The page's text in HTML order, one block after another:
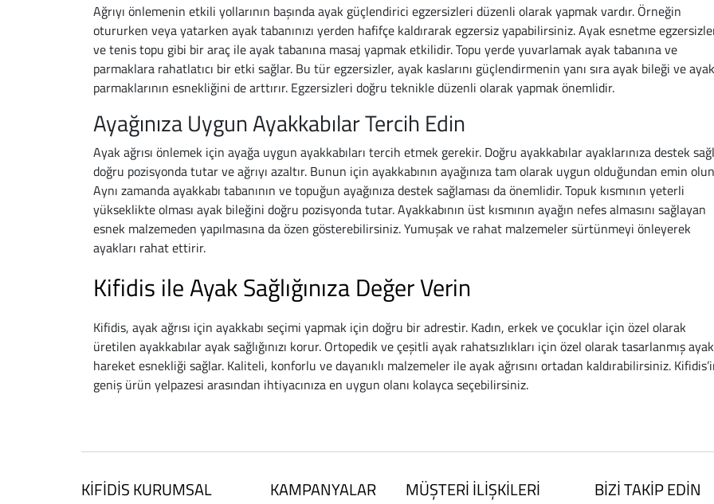
Ağrıyı önlemenin etkili yollarının başında ayak güçlendirici egzersizleri düzenli olarak yapmak vardır. Örneğin
otururken veya yatarken ayak tabanınızı yerden hafifçe kaldırarak egzersiz yapabilirsiniz. Ayak esnetme
ve tenis topu gibi bir araç ile ayak tabanına masaj yapmak etkilidir. Topu yerde yuvarlamak ayak tabanına ve
parmaklara rahatlatıcı bir etki sağlar. Bu tür egzersizler, ayak kaslarını güçlendirmenin yanı sıra ayak bileği ve ayak
parmaklarının esnekliğini de arttırır. Egzersizleri doğru teknikle düzenli olarak yapmak önemlidir.
Ayağınıza Uygun Ayakkabılar Tercih Edin
Ayak ağrısı önlemek için ayağa uygun ayakkabıları tercih etmek gerekir. Doğru ayakkabılar ayaklarınıza destek
doğru pozisyonda tutar ve ağrıyı azaltır. Bunun için ayakkabının ayağınıza tam olarak uygun olduğundan emin
Aynı zamanda ayakkabı tabanının ve topuğun ayağınıza destek sağlaması da önemlidir. Topuk kısmının yeterli
yükseklikte olması ayak bileğini doğru pozisyonda tutar. Ayakkabının üst kısmının ayağın nefes almasını sağlayan
esnek malzemeden yapılmasına da özen gösterebilirsiniz. Yumuşak ve rahat malzemeler sürtünmeyi önleyerek
ayakları rahat ettirir.
Kifidis ile Ayak Sağlığınıza Değer Verin
Kifidis, ayak ağrısı için ayakkabı seçimi yapmak için doğru bir adrestir. Kadın, erkek ve çocuklar için özel olarak
üretilen ayakkabılar ayak sağlığınızı korur. Ortopedik ve çeşitli ayak rahatsızlıkları için özel olarak tasarlanmış
hareket esnekliği sağlar. Kaliteli, konforlu ve dayanıklı malzemeler ile ayak ağrısını ortadan kaldırabilirsiniz.
geniş ürün yelpazesi arasından ihtiyacınıza en uygun olanı kolayca seçebilirsiniz.
KİFİDİS KURUMSAL KAMPANYALAR MÜŞTERİ İLİŞKİLERİ BİZİ TAKİP EDİN